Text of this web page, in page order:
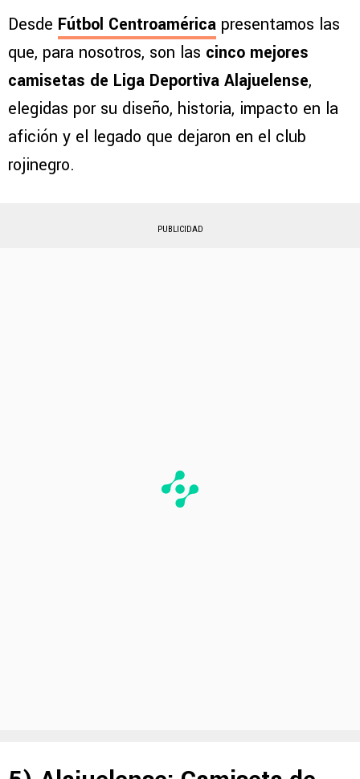
Desde Fútbol Centroamérica presentamos las
que, para nosotros, son las cinco mejores
camisetas de Liga Deportiva Alajuelense,
elegidas por su diseño, historia, impacto en la
afición y el legado que dejaron en el club
rojinegro.
PUBLICIDAD